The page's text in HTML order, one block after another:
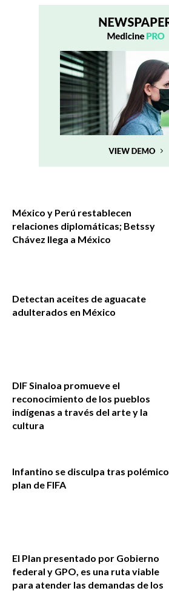
México y Perú restablecen
relaciones diplomáticas; Betssy
Chávez llega a México
Detectan aceites de aguacate
adulterados en México
DIF Sinaloa promueve el
reconocimiento de los pueblos
indígenas a través del arte y la
cultura
Infantino se disculpa tras polémico
plan de FIFA
El Plan presentado por Gobierno
federal y GPO, es una ruta viable
para atender las demandas de los